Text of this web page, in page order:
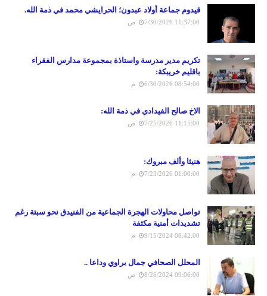
قيدوم جماعة أولاد عبدون؛ الحرايشي محمد في ذمة الله.
7/30/2026 11:37:00 ص
تكريم مدير مدرسة واستاذة بمجموعة مدارس الفقراء
باقليم خريبكة:
6/30/2026 08:54:00 م
الاخ صالح الفيدادي في ذمة الله:
7/25/2026 11:15:00 ص
هنيئا وألف مبروك:
7/23/2026 01:00:00 م
تواصل محاولات الهجرة الجماعية من الفنيدق نحو سبتة رغم
تشديدات أمنية مكثفة
9/15/2024 08:42:00 م
المحلل الصحافي جمال براوي وداعا ..
8/26/2024 09:06:00 ص